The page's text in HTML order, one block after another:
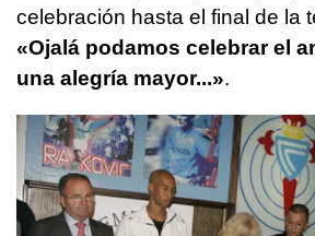
celebración hasta el final de la
«Ojalá podamos celebrar el
una alegría mayor...».